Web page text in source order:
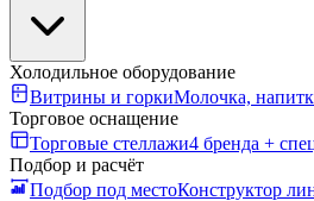
Холодильное оборудование
Витрины и горкиМолочка,
Торговое оснащение
Торговые стеллажи4 бренда +
Подбор и расчёт
Подбор под местоКонструктор